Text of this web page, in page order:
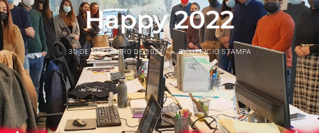
CONTATOS
MERCHANDISINGHappy 2022
30 DE DEZEMBRO DE 2021 | BYUFFICIO STAMPA